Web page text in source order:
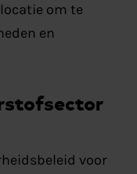
om te
en
voor